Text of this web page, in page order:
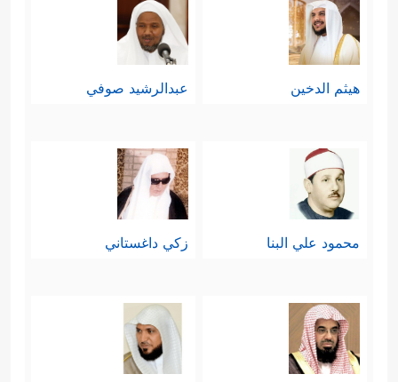
هيثم الدخين عبدالرشيد صوفي
محمود علي البنا زكي داغستاني